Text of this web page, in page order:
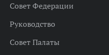
Совет Федерации
Руководство
Совет Палаты